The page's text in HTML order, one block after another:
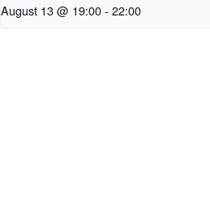
August 13 @ 19:00 - 22:00